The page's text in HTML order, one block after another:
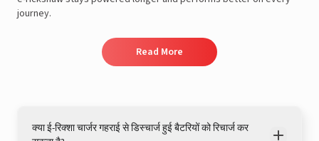
View this post on Instagram
journey.
Read More
क्या ई-रिक्शा चार्जर गहराई से डिस्चार्ज हुई बैटरियों को रिचार्ज कर